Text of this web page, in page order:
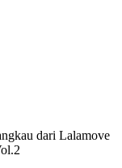
dari Lalamove